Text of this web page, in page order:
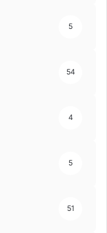
5
54
4
5
51